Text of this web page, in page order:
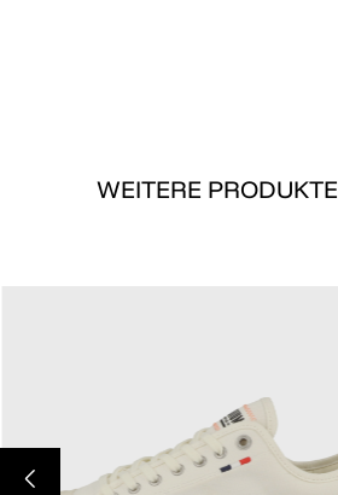
WEITERE PRODUKTE